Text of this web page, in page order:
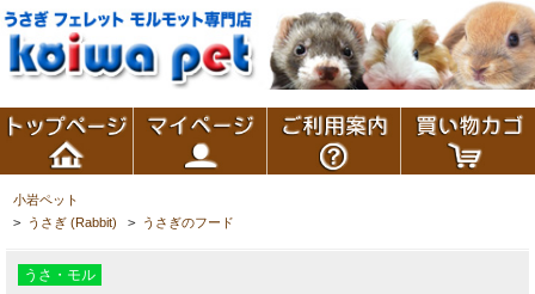
小岩ペット
> うさぎ (Rabbit) > うさぎのフード
うさ・モル